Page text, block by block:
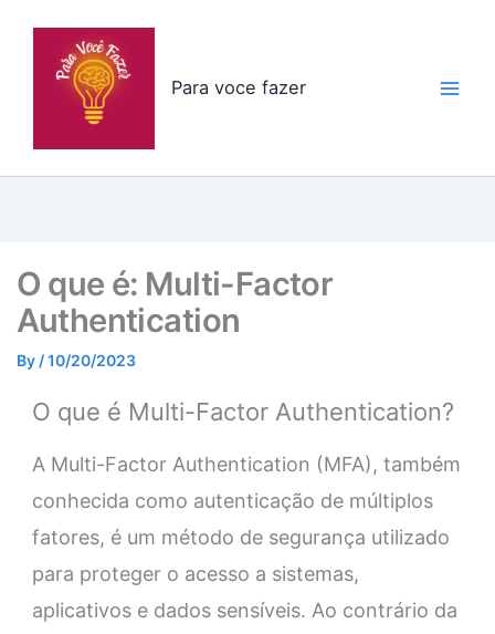
Para voce fazer
O que é: Multi-Factor
Authentication
By /10/20/2023
O que é Multi-Factor Authentication?
A Multi-Factor Authentication (MFA), também
conhecida como autenticação de múltiplos
fatores, é um método de segurança utilizado
para proteger o acesso a sistemas,
aplicativos e dados sensíveis. Ao contrário da